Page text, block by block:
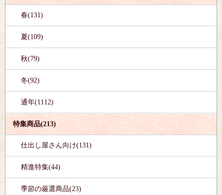
春(131)
夏(109)
秋(79)
冬(92)
通年(1112)
特集商品(213)
仕出し屋さん向け(131)
精進特集(44)
季節の厳選商品(23)